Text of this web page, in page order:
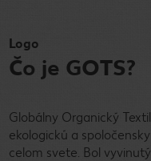
Logo
Čo je GOTS?
Globálny Organický
ekologickú a
celom svete. Bol